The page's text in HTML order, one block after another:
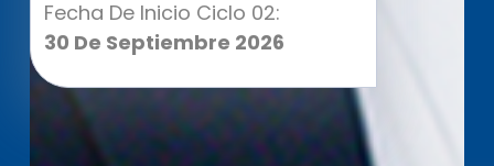
Fecha De Inicio Ciclo 02:
30 De Septiembre 2026